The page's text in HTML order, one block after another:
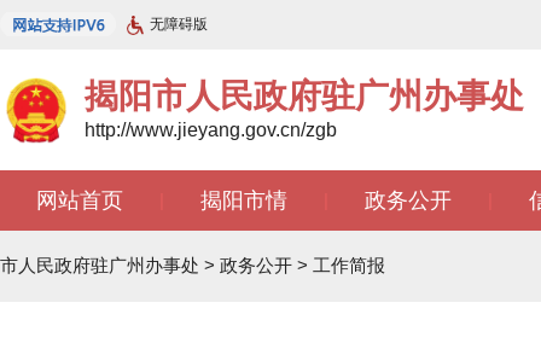
无障碍版
揭阳市人民政府驻广州办事处
http://www.jieyang.gov.cn/zgb
网站首页 揭阳市情 政务公开
文苑天地 |
市人民政府驻广州办事处 > 政务公开 > 工作简报